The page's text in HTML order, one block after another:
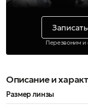
Перезвоним и
Описание и
Размер линзы